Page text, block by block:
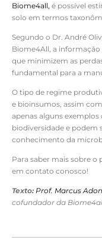
Biome4all, é possível
solo em termos
Segundo o Dr. André
Biome4All, a
que minimizem as
fundamental para a
O tipo de regime
e bioinsumos, assim
apenas alguns
biodiversidade e podem
conhecimento da
Para saber mais sobre
em contato conosco!
Texto: Prof. Marcus
cofundador da